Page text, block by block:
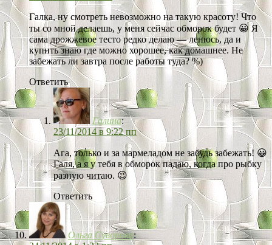
Галка, ну смотреть невозможно на такую красоту! Что
ты со мной делаешь, у меня сейчас обморок будет 😀 Я
сама дрожжевое тесто редко делаю — ленюсь, да и
купить знаю где можно хорошее, как домашнее. Не
забежать ли завтра после работы туда? %)
Ответить
Галина:
23/11/2014 в 9:22 пп
Ага, только и за мармеладом не забудь забежать! 😀
Галя, а я у тебя в обморок падаю, когда про рыбку
разную читаю. 😉
Ответить
Ольга Суворова: